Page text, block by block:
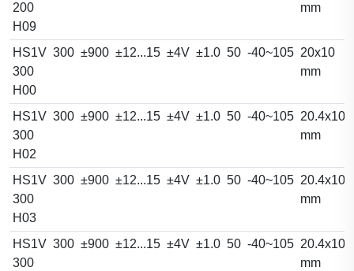
200
H09
mm
HS1V
300
H00
300 ±900 ±12...15 ±4V ±1.0 50 -40~105 20x10
mm
HS1V
300
H02
300 ±900 ±12...15 ±4V ±1.0 50 -40~105
mm
HS1V
300
H03
300 ±900 ±12...15 ±4V ±1.0 50 -40~105
mm
HS1V
300
300 ±900 ±12...15 ±4V ±1.0 50 -40~105
mm